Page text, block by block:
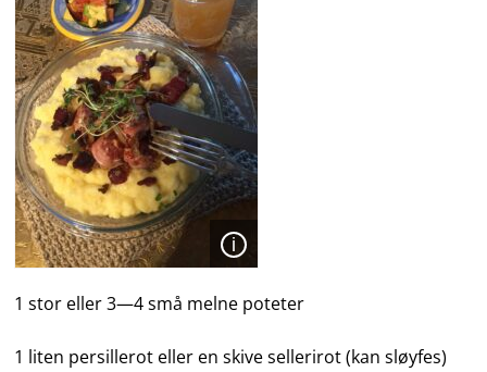
1 stor eller 3—4 små melne poteter
1 liten persillerot eller en skive sellerirot (kan sløyfes)